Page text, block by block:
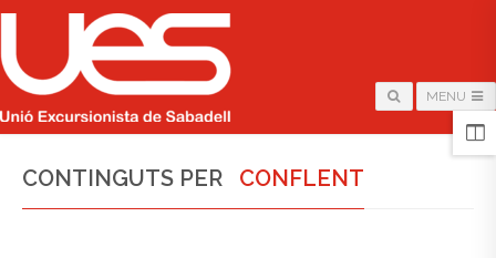
MENU
CONTINGUTS PER CONFLENT